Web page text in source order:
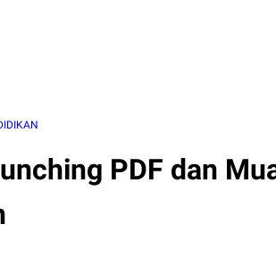
PDF dan